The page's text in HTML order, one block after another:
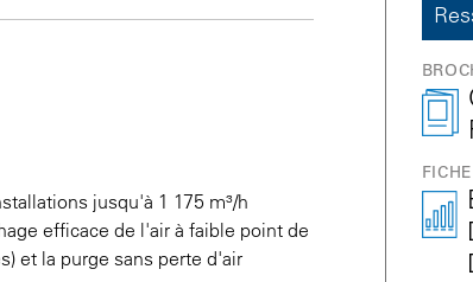
jusqu'à 1 175 m³/h
efficace de l'air à faible point de
et la purge sans perte d'air